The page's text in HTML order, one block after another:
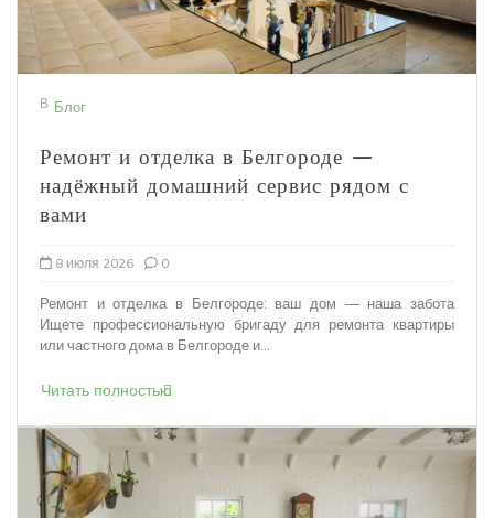
В Блог
Ремонт и отделка в Белгороде —
надёжный домашний сервис рядом с
вами
8 июля 2026 0
Ремонт и отделка в Белгороде: ваш дом — наша забота
Ищете профессиональную бригаду для ремонта квартиры
или частного дома в Белгороде и...
Читать полностью